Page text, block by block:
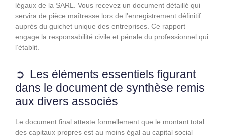
légaux de la SARL. Vous recevez un document détaillé qui
servira de pièce maîtresse lors de l’enregistrement définitif
auprès du guichet unique des entreprises. Ce rapport
engage la responsabilité civile et pénale du professionnel qui
l’établit.
Les éléments essentiels figurant
dans le document de synthèse remis
aux divers associés
Le document final atteste formellement que le montant total
des capitaux propres est au moins égal au capital social